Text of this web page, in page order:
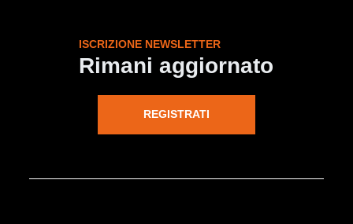
ISCRIZIONE NEWSLETTER
Rimani aggiornato
REGISTRATI